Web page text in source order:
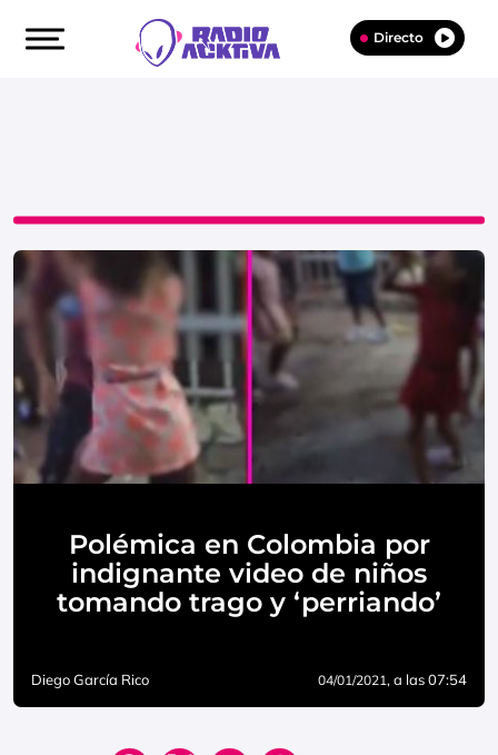
Directo
Polémica en Colombia por
indignante video de niños
tomando trago y ‘perriando’
Diego García Rico 04/01/2021, a las 07:54